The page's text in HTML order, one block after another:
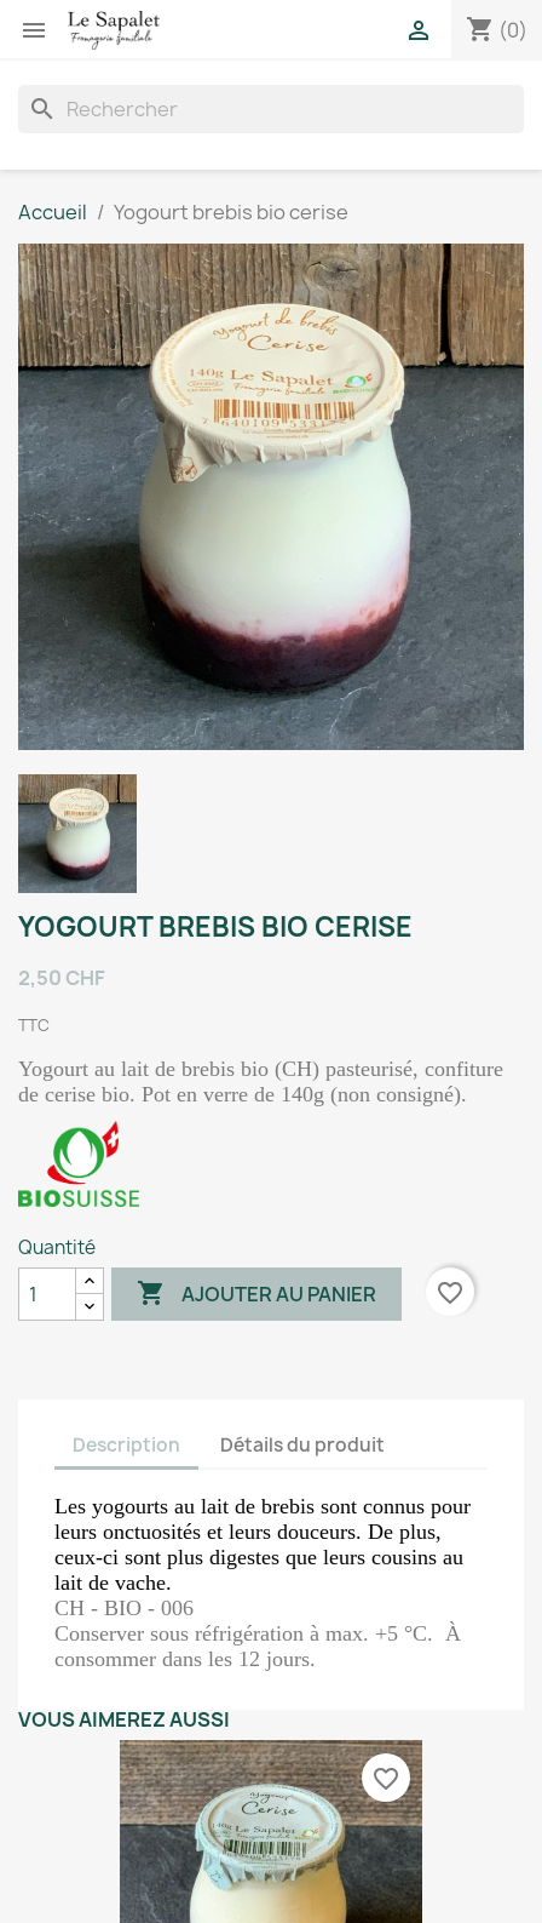
 shopping_cart (0)

search
Accueil Yogourt brebis bio cerise
YOGOURT BREBIS BIO CERISE
2,50 CHF
TTC
Yogourt au lait de brebis bio (CH) pasteurisé, confiture
de cerise bio. Pot en verre de 140g (non consigné).
Quantité
 AJOUTER AU PANIER favorite_border
Description Détails du produit
Les yogourts au lait de brebis sont connus pour
leurs onctuosités et leurs douceurs. De plus,
ceux-ci sont plus digestes que leurs cousins au
lait de vache.
CH - BIO - 006
Conserver sous réfrigération à max. +5 °C. À
consommer dans les 12 jours.
VOUS AIMEREZ AUSSI
favorite_border